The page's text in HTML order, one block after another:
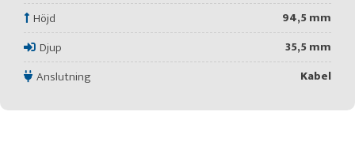
Höjd
94,5 mm
Djup
35,5 mm
Anslutning
Kabel